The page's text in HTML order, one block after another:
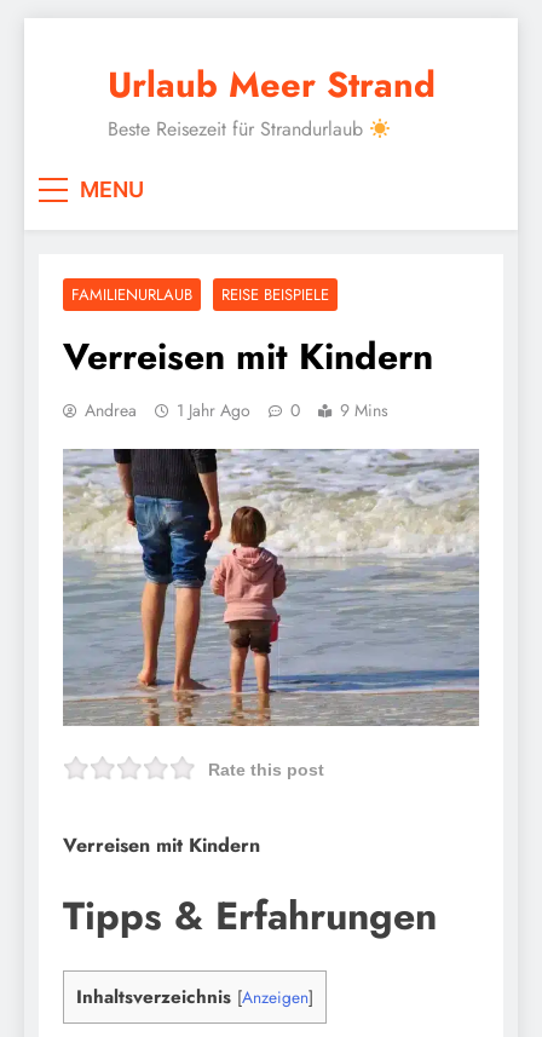
Urlaub Meer Strand
Beste Reisezeit für Strandurlaub
MENU
FAMILIENURLAUB REISE BEISPIELE
Verreisen mit Kindern
Andrea 1 Jahr Ago 0 9 Mins
Rate this post
Verreisen mit Kindern
Tipps & Erfahrungen
Inhaltsverzeichnis [Anzeigen]